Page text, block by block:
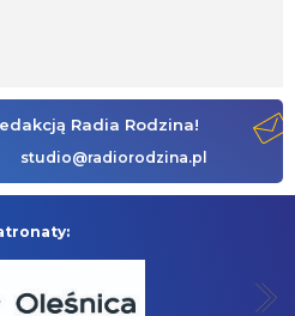
Radia Rodzina!
studio@radiorodzina.pl